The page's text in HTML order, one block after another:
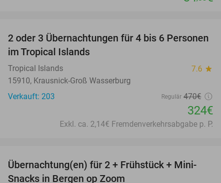
31%
2 oder 3 Übernachtungen für 4 bis 6 Personen
im Tropical Islands
Tropical Islands 7.6 star
15910, Krausnick-Groß Wasserburg
Verkauft: 203
Regulär 470€
324€
Exkl. ca. 2,14€ Fremdenverkehrsabgabe p. P.
44%
Übernachtung(en) für 2 + Frühstück + Mini-
Snacks in Bergen op Zoom